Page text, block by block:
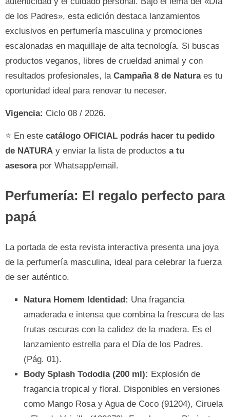
de los Padres», esta edición destaca lanzamientos
exclusivos en perfumería masculina y promociones
escalonadas en maquillaje de alta tecnología. Si buscas
productos veganos, libres de crueldad animal y con
resultados profesionales, la Campaña 8 de Naturaes tu
oportunidad ideal para renovar tu neceser.
Vigencia: Ciclo 08 / 2026.
⭐ En este catálogo OFICIAL podrás hacer tu pedido
de NATURA y enviar la lista de productos a tu
asesora por Whatsapp/email.
Perfumería: El regalo perfecto para
papá
La portada de esta revista interactiva presenta una joya
de la perfumería masculina, ideal para celebrar la fuerza
de ser auténtico.
Natura Homem Identidad: Una fragancia
amaderada e intensa que combina la frescura de las
frutas oscuras con la calidez de la madera. Es el
lanzamiento estrella para el Día de los Padres.
(Pág. 01).
Body Splash Tododia (200 ml): Explosión de
fragancia tropical y floral. Disponibles en versiones
como Mango Rosa y Agua de Coco (91204), Ciruela